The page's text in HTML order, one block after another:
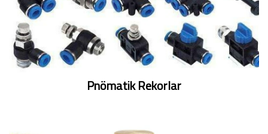
Pnömatik Rekorlar